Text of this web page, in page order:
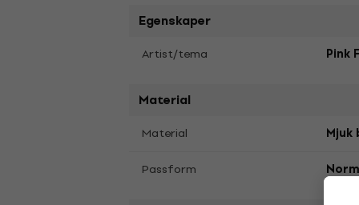
Egenskaper
Artist/tema Pink
Material
Material
Mjuk
Passform